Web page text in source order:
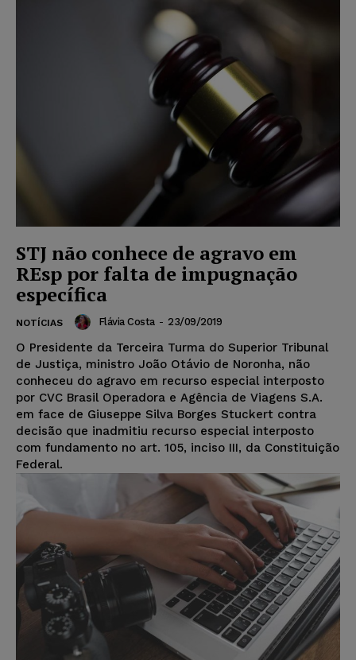
STJ não conhece de agravo em
REsp por falta de impugnação
específica
NOTÍCIAS Flávia Costa - 23/09/2019
O Presidente da Terceira Turma do Superior Tribunal
de Justiça, ministro João Otávio de Noronha, não
conheceu do agravo em recurso especial interposto
por CVC Brasil Operadora e Agência de Viagens S.A.
em face de Giuseppe Silva Borges Stuckert contra
decisão que inadmitiu recurso especial interposto
com fundamento no art. 105, inciso III, da Constituição
Federal.